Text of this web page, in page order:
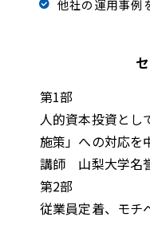
他社の運用事例
第1部
人的資本投資とし
施策」への対応を
講師 山梨大学名
第2部
従業員定着、モチ